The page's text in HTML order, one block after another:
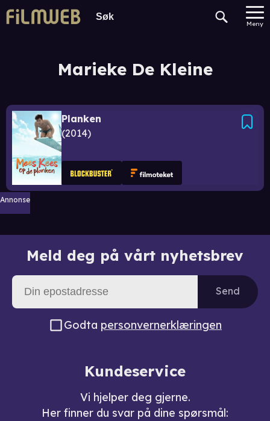
Meny
Marieke De Kleine
Planken
2014
Annonse
Meld deg på vårt nyhetsbrev
Send
Godta personvernerklæringen
Kundeservice
Vi hjelper deg gjerne.
Her finner du svar på dine spørsmål: